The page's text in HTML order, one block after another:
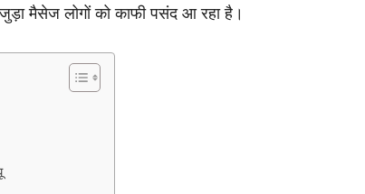
मैसेज लोगों को काफी पसंद आ रहा है।